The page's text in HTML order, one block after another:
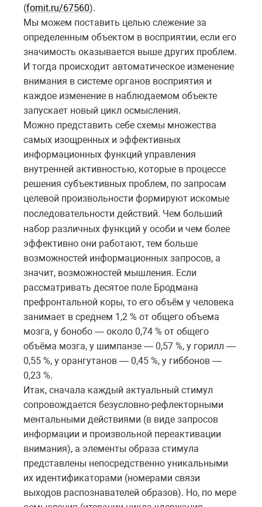
(fornit.ru/67560).
Мы можем поставить целью слежение за
определенным объектом в восприятии, если его
значимость оказывается выше других проблем.
И тогда происходит автоматическое изменение
внимания в системе органов восприятия и
каждое изменение в наблюдаемом объекте
запускает новый цикл осмысления.
Можно представить себе схемы множества
самых изощренных и эффективных
информационных функций управления
внутренней активностью, которые в процессе
решения субъективных проблем, по запросам
целевой произвольности формируют искомые
последовательности действий. Чем больший
набор различных функций у особи и чем более
эффективно они работают, тем больше
возможностей информационных запросов, а
значит, возможностей мышления. Если
рассматривать десятое поле Бродмана
префронтальной коры, то его объём у человека
занимает в среднем 1,2 % от общего объема
мозга, у бонобо — около 0,74 % от общего
объёма мозга, у шимпанзе — 0,57 %, у горилл —
0,55 %, у орангутанов — 0,45 %, у гиббонов —
0,23 %.
Итак, сначала каждый актуальный стимул
сопровождается безусловно-рефлекторными
ментальными действиями (в виде запросов
информации и произвольной переактивации
внимания), а элементы образа стимула
представлены непосредственно уникальными
их идентификаторами (номерами связи
выходов распознавателей образов). Но, по мере